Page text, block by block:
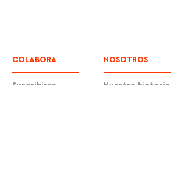
COLABORA
Suscribirse
NOSOTROS
Nuestra historia